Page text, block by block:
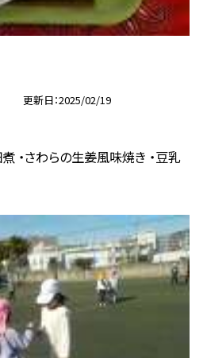
更新日 2025/02/19
煮 ・さわらの生姜風味焼き ・豆乳